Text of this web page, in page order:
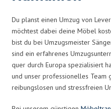
Du planst einen Umzug von
möchtest dabei deine Möbel
bist du bei Umzugsmeister
sind ein erfahrenes
quer durch Europa spezialisiert
und unser professionelles Team
reibungslosen und stressfreien